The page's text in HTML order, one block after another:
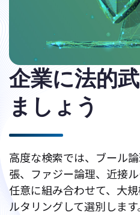
企業に法的
ましょう
高度な検索では、ブール
張、ファジー論理、近接
任意に組み合わせて、大
ルタリングして選別します